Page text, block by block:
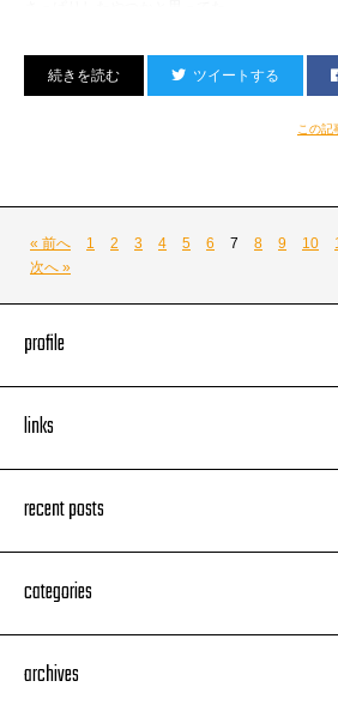
のだがわたくし中盤まで若干硬かったかもしれ
逆に言うと中盤からは没入してSPITできた
あのライムスターが帰って来たぜー！
その前後もひたすら制作でラボに缶詰め
只今情報的に渋滞しているコラボ楽曲などを
同時進行合計7曲
生でお客様方に受け入れられているのが本当に嬉
しっかし今の板短か！
カービングスキーを試したことがないのであった
楽屋は田ちゃんにブルハにBIMにdooooくんに
お友達ばっかしでゆるうい感じ。
同じ理由で福岡のうどんも好きです。
コシがすべてではない。
やっぱ関西のお出汁文化はNuff Respectですよ
わたくしは昼だってのに天満の飲み屋街を彷徨い
猛暑の中ペットボトル片手に訪ねちゃいました。
ツイートする
この記
« 前へ 1 2 3 4 5 6 7 8 9 10
次へ »
profile
links
recent posts
categories
archives